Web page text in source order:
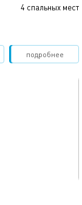
4 спальных мест
подробнее
Забронировать